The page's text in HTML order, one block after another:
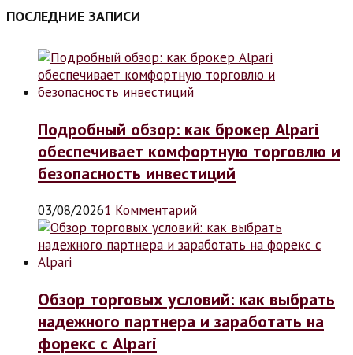
ПОСЛЕДНИЕ ЗАПИСИ
Подробный обзор: как брокер Alpari
обеспечивает комфортную торговлю и
безопасность инвестиций
03/08/20261 Комментарий
Обзор торговых условий: как выбрать
надежного партнера и заработать на
форекс с Alpari